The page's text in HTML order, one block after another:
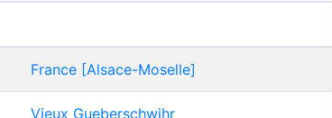
France [Alsace-Moselle]
Vieux Gueberschwihr